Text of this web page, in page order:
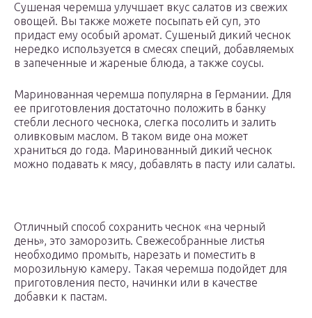
Сушеная черемша улучшает вкус салатов из свежих
овощей. Вы также можете посыпать ей суп, это
придаст ему особый аромат. Сушеный дикий чеснок
нередко используется в смесях специй, добавляемых
в запеченные и жареные блюда, а также соусы.
Маринованная черемша популярна в Германии. Для
ее приготовления достаточно положить в банку
стебли лесного чеснока, слегка посолить и залить
оливковым маслом. В таком виде она может
храниться до года. Маринованный дикий чеснок
можно подавать к мясу, добавлять в пасту или салаты.
Отличный способ сохранить чеснок «на черный
день», это заморозить. Свежесобранные листья
необходимо промыть, нарезать и поместить в
морозильную камеру. Такая черемша подойдет для
приготовления песто, начинки или в качестве
добавки к пастам.